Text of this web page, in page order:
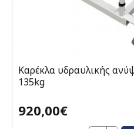
Καρέκλα υδραυλικής
135kg
920,00€